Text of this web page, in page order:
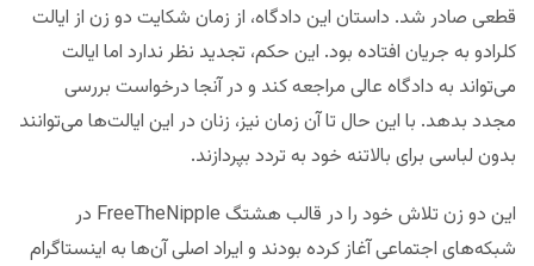
قطعی صادر شد. داستان این دادگاه، از زمان شکایت دو زن از ایالت
کلرادو به جریان افتاده بود. این حکم، تجدید نظر ندارد اما ایالت
می‌تواند به دادگاه عالی مراجعه کند و در آنجا درخواست بررسی
مجدد بدهد. با این حال تا آن زمان نیز، زنان در این ایالت‌ها می‌توانند
بدون لباسی برای بالاتنه خود به تردد بپردازند.
این دو زن تلاش خود را در قالب هشتگ FreeTheNipple در
شبکه‌های اجتماعی آغاز کرده بودند و ایراد اصلی آن‌ها به اینستاگرام